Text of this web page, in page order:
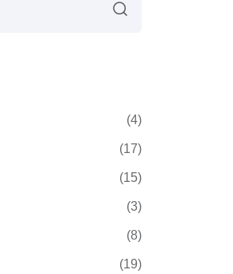
(4)
(17)
(15)
(3)
(8)
(19)